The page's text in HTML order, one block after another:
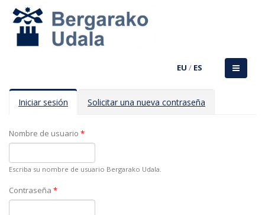
EU / ES
Solapas principales
Iniciar sesión (solapaSolicitar una nueva contraseña
Nombre de usuario *
Escriba su nombre de usuario Bergarako Udala.
Contraseña *